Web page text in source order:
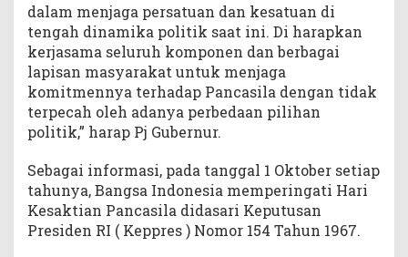
dalam menjaga persatuan dan kesatuan di
tengah dinamika politik saat ini. Di harapkan
kerjasama seluruh komponen dan berbagai
lapisan masyarakat untuk menjaga
komitmennya terhadap Pancasila dengan tidak
terpecah oleh adanya perbedaan pilihan
politik,” harap Pj Gubernur.
Sebagai informasi, pada tanggal 1 Oktober setiap
tahunya, Bangsa Indonesia memperingati Hari
Kesaktian Pancasila didasari Keputusan
Presiden RI ( Keppres ) Nomor 154 Tahun 1967.